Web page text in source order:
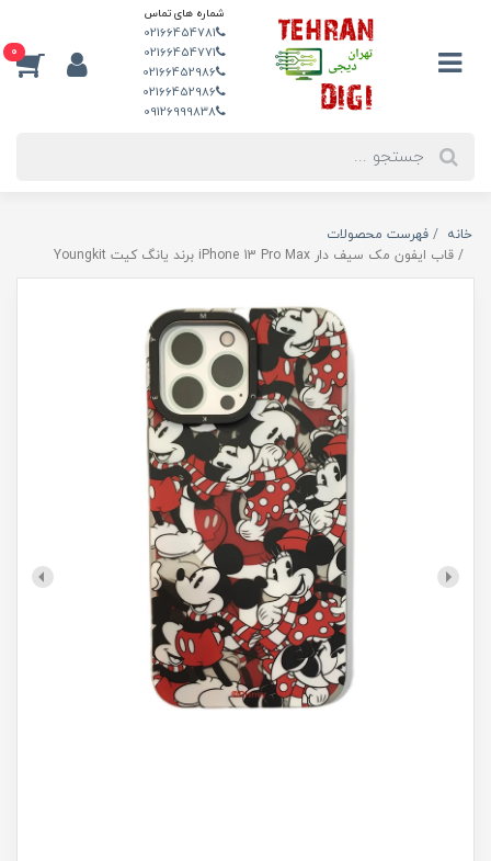
شماره های تماس
02166454781
02166454771
02166452986
02166452986
09126999838
0
خانه
فهرست محصولات
قاب ایفون مک سیف دار iPhone 13 Pro Max برند یانگ کیت Youngkit